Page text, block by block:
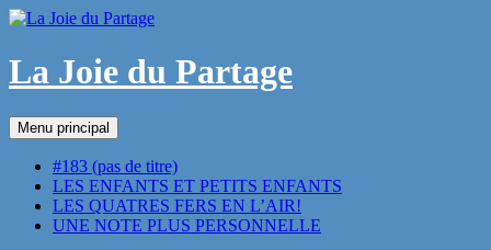
Aller
contenu
La Joie du Partage
Recherche
Menu principal
#183 (pas de titre)
LES ENFANTS ET PETITS ENFANTS
LES QUATRES FERS EN L’AIR!
UNE NOTE PLUS PERSONNELLE